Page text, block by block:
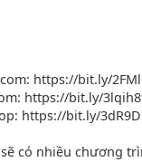
https://bit.ly/
https://bit.ly/
https://bit.ly/
sẽ có nhiều chương